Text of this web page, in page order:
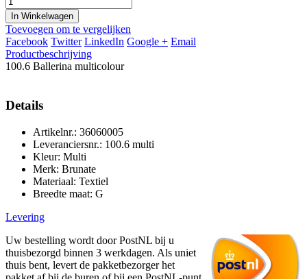
In Winkelwagen
Toevoegen om te vergelijken
Facebook Twitter LinkedIn Google + Email
Productbeschrijving
100.6 Ballerina multicolour
Details
Artikelnr.: 36060005
Leveranciersnr.: 100.6 multi
Kleur: Multi
Merk: Brunate
Materiaal: Textiel
Breedte maat: G
Levering
Uw bestelling wordt door PostNL bij u
thuisbezorgd binnen 3 werkdagen. Als uniet
thuis bent, levert de pakketbezorger het